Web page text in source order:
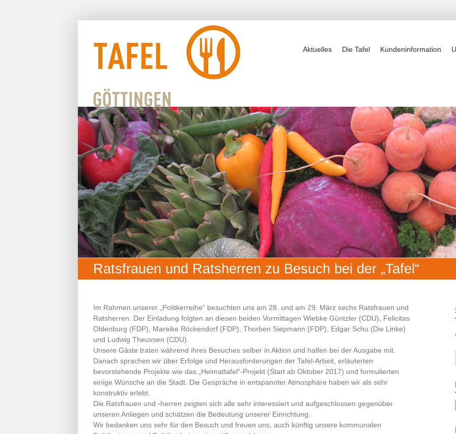
Aktuelles Die Tafel Kundeninformation
Ratsfrauen und Ratsherren zu Besuch bei der „Tafel“
Im Rahmen unserer „Politkerreihe“ besuchten uns am 28. und am 29. März sechs Ratsfrauen und
Ratsherren. Der Einladung folgten an diesen beiden Vormittagen Wiebke Güntzler (CDU), Felicitas
Oldenburg (FDP), Mareike Röckendorf (FDP), Thorben Siepmann (FDP), Edgar Schu (Die Linke)
und Ludwig Theuvsen (CDU).
Unsere Gäste traten während ihres Besuches selber in Aktion und halfen bei der Ausgabe mit.
Danach sprachen wir über Erfolge und Herausforderungen der Tafel-Arbeit, erläuterten
bevorstehende Projekte wie das „Heimattafel“-Projekt (Start ab Oktober 2017) und formulierten
einige Wünsche an die Stadt. Die Gespräche in entspannter Atmosphäre haben wir als sehr
konstruktiv erlebt.
Die Ratsfrauen und -herren zeigten sich alle sehr interessiert und aufgeschlossen gegenüber
unseren Anliegen und schätzen die Bedeutung unserer Einrichtung.
Wir bedanken uns sehr für den Besuch und freuen uns, auch künftig unsere kommunalen